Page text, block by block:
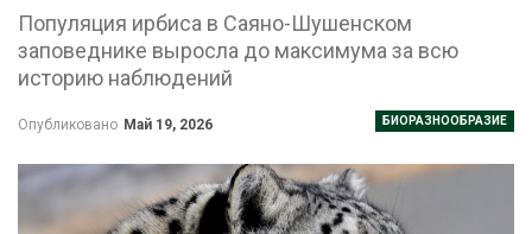
Популяция ирбиса в Саяно-Шушенском
заповеднике выросла до максимума за всю
историю наблюдений
БИОРАЗНООБРАЗИЕ
Опубликовано Май 19, 2026